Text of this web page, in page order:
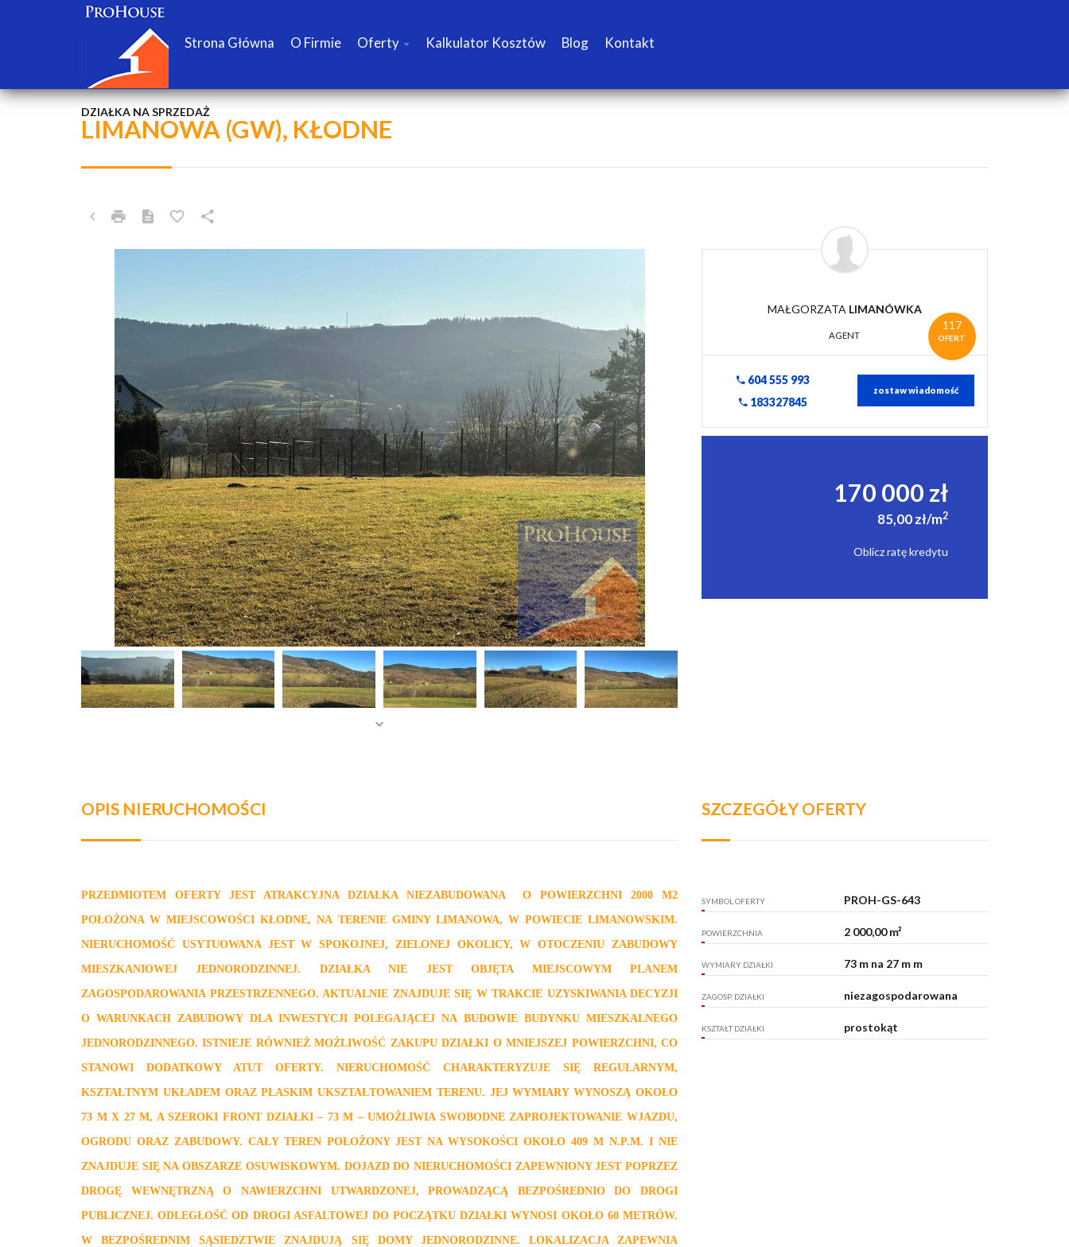
Strona Główna O Firmie Oferty Kalkulator Kosztów Blog Kontakt
LIMANOWA (GW), KŁODNE
DZIAŁKA NA SPRZEDAŻ
117
OFERT
MAŁGORZATA LIMANÓWKA
AGENT
604 555 993
183327845
zostaw wiadomość
170 000 zł
85,00 zł/m2
Oblicz ratę kredytu
OPIS NIERUCHOMOŚCI
PRZEDMIOTEM OFERTY JEST ATRAKCYJNA DZIAŁKA NIEZABUDOWANA O POWIERZCHNI 2000 M2
POŁOŻONA W MIEJSCOWOŚCI KŁODNE, NA TERENIE GMINY LIMANOWA, W POWIECIE LIMANOWSKIM.
NIERUCHOMOŚĆ USYTUOWANA JEST W SPOKOJNEJ, ZIELONEJ OKOLICY, W OTOCZENIU ZABUDOWY
MIESZKANIOWEJ JEDNORODZINNEJ. DZIAŁKA NIE JEST OBJĘTA MIEJSCOWYM PLANEM
ZAGOSPODAROWANIA PRZESTRZENNEGO. AKTUALNIE ZNAJDUJE SIĘ W TRAKCIE UZYSKIWANIA DECYZJI
O WARUNKACH ZABUDOWY DLA INWESTYCJI POLEGAJĄCEJ NA BUDOWIE BUDYNKU MIESZKALNEGO
JEDNORODZINNEGO. ISTNIEJE RÓWNIEŻ MOŻLIWOŚĆ ZAKUPU DZIAŁKI O MNIEJSZEJ POWIERZCHNI, CO
STANOWI DODATKOWY ATUT OFERTY. NIERUCHOMOŚĆ CHARAKTERYZUJE SIĘ REGULARNYM,
KSZTAŁTNYM UKŁADEM ORAZ PŁASKIM UKSZTAŁTOWANIEM TERENU. JEJ WYMIARY WYNOSZĄ OKOŁO
73 M X 27 M, A SZEROKI FRONT DZIAŁKI – 73 M – UMOŻLIWIA SWOBODNE ZAPROJEKTOWANIE WJAZDU,
OGRODU ORAZ ZABUDOWY. CAŁY TEREN POŁOŻONY JEST NA WYSOKOŚCI OKOŁO 409 M N.P.M. I NIE
ZNAJDUJE SIĘ NA OBSZARZE OSUWISKOWYM. DOJAZD DO NIERUCHOMOŚCI ZAPEWNIONY JEST POPRZEZ
DROGĘ WEWNĘTRZNĄ O NAWIERZCHNI UTWARDZONEJ, PROWADZĄCĄ BEZPOŚREDNIO DO DROGI
PUBLICZNEJ. ODLEGŁOŚĆ OD DROGI ASFALTOWEJ DO POCZĄTKU DZIAŁKI WYNOSI OKOŁO 60 METRÓW.
W BEZPOŚREDNIM SĄSIEDZTWIE ZNAJDUJĄ SIĘ DOMY JEDNORODZINNE. LOKALIZACJA ZAPEWNIA
SZCZEGÓŁY OFERTY
SYMBOL OFERTY PROH-GS-643
POWIERZCHNIA 2 000,00 m²
WYMIARY DZIAŁKI 73 m na 27 m m
ZAGOSP. DZIAŁKI niezagospodarowana
KSZTAŁT DZIAŁKI prostokąt